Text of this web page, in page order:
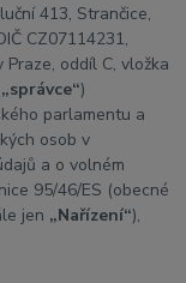
413, Strančice,
CZ07114231,
oddíl C, vložka
„správce“)
parlamentu a
osob v
a o volném
95/46/ES (obecné
jen „Nařízení“),